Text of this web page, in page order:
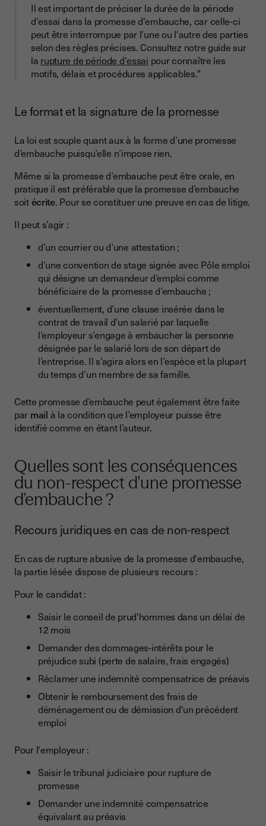
Il est important de préciser la durée de la période
d'essai dans la promesse d'embauche, car celle-ci
peut être interrompue par l'une ou l'autre des parties
selon des règles précises. Consultez notre guide sur
la rupture de période d'essai pour connaître les
motifs, délais et procédures applicables."
Le format et la signature de la promesse
La loi est souple quant aux à la forme d’une promesse
d’embauche puisqu’elle n’impose rien.
Même si la promesse d’embauche peut être orale, en
pratique il est préférable que la promesse d’embauche
soitécrite. Pour se constituer une preuve en cas de litige.
Il peut s’agir :
d’un courrier ou d’une attestation ;
d’une convention de stage signée avec Pôle emploi
qui désigne un demandeur d’emploi comme
bénéficiaire de la promesse d’embauche ;
éventuellement, d’une clause insérée dans le
contrat de travail d’un salarié par laquelle
l’employeur s’engage à embaucher la personne
désignée par le salarié lors de son départ de
l’entreprise. Il s’agira alors en l’espèce et la plupart
du temps d’un membre de sa famille.
Cette promesse d’embauche peut également être faite
par mail à la condition que l’employeur puisse être
identifié comme en étant l’auteur.
Quelles sont les conséquences
du non-respect d'une promesse
d'embauche ?
Recours juridiques en cas de non-respect
En cas de rupture abusive de la promesse d'embauche,
la partie lésée dispose de plusieurs recours :
Pour le candidat :
Saisir le conseil de prud'hommes dans un délai de
12 mois
Demander des dommages-intérêts pour le
préjudice subi (perte de salaire, frais engagés)
Réclamer une indemnité compensatrice de préavis
Obtenir le remboursement des frais de
déménagement ou de démission d'un précédent
emploi
Pour l'employeur :
Saisir le tribunal judiciaire pour rupture de
promesse
Demander une indemnité compensatrice
équivalant au préavis